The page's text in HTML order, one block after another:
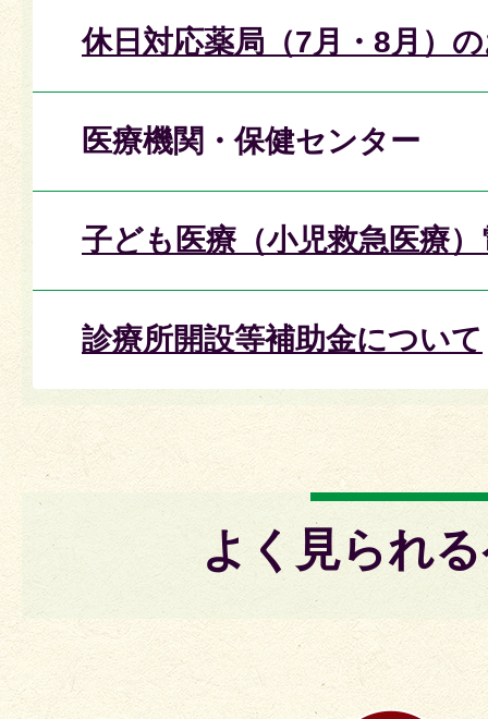
休日対応薬局（7月・8月）
医療機関・保健センター
子ども医療（小児救急医療
診療所開設等補助金について
よく見られ